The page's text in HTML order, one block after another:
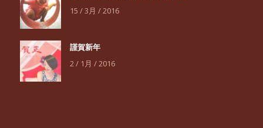
15 / 3月 / 2016
謹賀新年
2 / 1月 / 2016